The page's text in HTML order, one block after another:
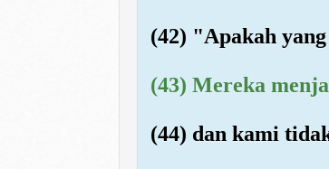
(42) "Apakah
(43) Mereka
(44) dan kami